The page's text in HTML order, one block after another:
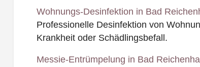
Wohnungs-Desinfektion in Bad
Professionelle Desinfektion von
Krankheit oder Schädlingsbefall.
Messie-Entrümpelung in Bad Reichenhall